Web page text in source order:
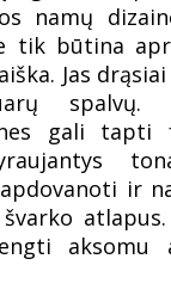
namų
tik būtina
Jas
spalvų.
gali tapti
ir
aksomu